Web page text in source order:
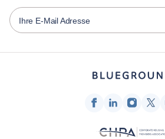
Vermieter von Möbeln
Vermieter
Franchise-Partner
Español
Français
Türkçe
Ihre E-Mail Adresse